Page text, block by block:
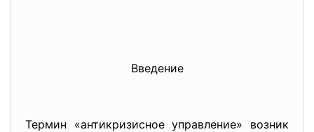
Введение
Термин «антикризисное управление» возник